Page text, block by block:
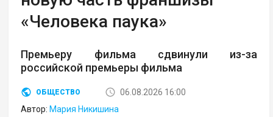
«Человека паука»
Премьеру фильма сдвинули из-за
российской премьеры фильма
ОБЩЕСТВО
06.08.2026 16:00
Автор: Мария Никишина